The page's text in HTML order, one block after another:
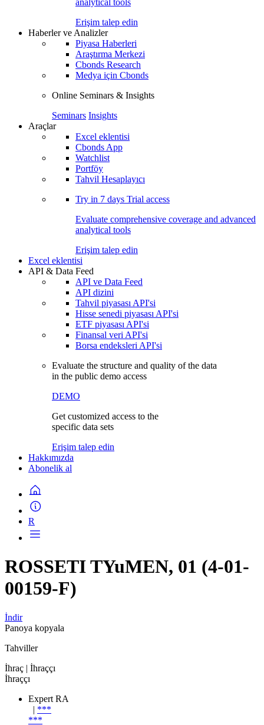
analytical tools
Erişim talep edin
Haberler ve Analizler
Piyasa Haberleri
Araştırma Merkezi
Cbonds Research
Medya için Cbonds
Online Seminars & Insights
Seminars Insights
Araçlar
Excel eklentisi
Cbonds App
Watchlist
Portföy
Tahvil Hesaplayıcı
Try in 7 days Trial access
Evaluate comprehensive coverage and advanced
analytical tools
Erişim talep edin
Excel eklentisi
API & Data Feed
API ve Data Feed
API dizini
Tahvil piyasası API'si
Hisse senedi piyasası API'si
ETF piyasası API'si
Finansal veri API'si
Borsa endeksleri API'si
Evaluate the structure and quality of the data
in the public demo access
DEMO
Get customized access to the
specific data sets
Erişim talep edin
Hakkımızda
Abonelik al
R
ROSSETI TYuMEN, 01 (4-01-
00159-F)
İndir
Panoya kopyala
Tahviller
İhraç | İhraççı
İhraççı
Expert RA
| ***
***